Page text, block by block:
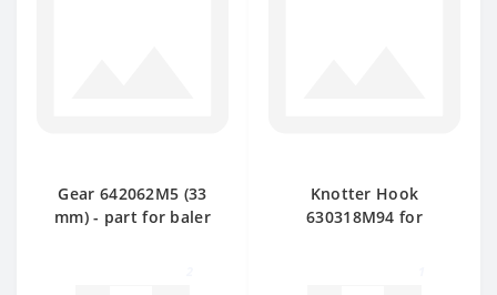
Gear 642062M5 (33
mm) - part for baler
Knotter Hook
630318M94 for